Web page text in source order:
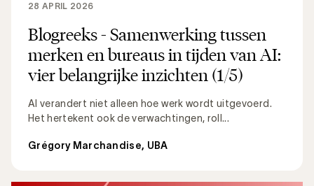
Blogreeks - Samenwerking tussen
merken en bureaus in tijden van AI:
vier belangrijke inzichten (1/5)
AI verandert niet alleen hoe werk wordt uitgevoerd.
Het hertekent ook de verwachtingen, roll...
28 APRIL 2026
Grégory Marchandise, UBA